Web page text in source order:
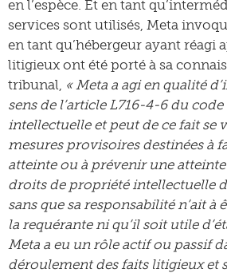
en l’espèce. Et en tant
services sont utilisés, Meta
en tant qu’hébergeur ayant réagi
litigieux ont été porté à sa
tribunal, « Meta a agi en qualité
sens de l’article L716-4-6 du
intellectuelle et peut de ce fait se
mesures provisoires destinées à
atteinte ou à prévenir une
droits de propriété intellectuelle
sans que sa responsabilité n’ait à
la requérante ni qu’il soit utile
Meta a eu un rôle actif ou passif
déroulement des faits litigieux et